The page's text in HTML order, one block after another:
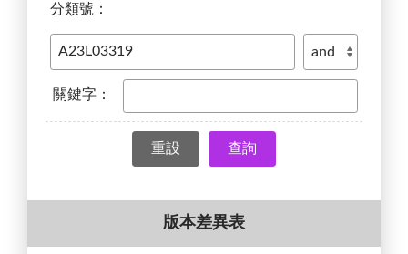
分類號：
關鍵字：
查詢
版本差異表